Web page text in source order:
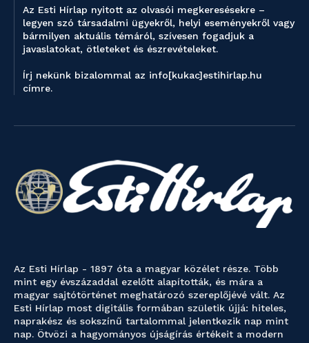
Az Esti Hírlap nyitott az olvasói megkeresésekre –
legyen szó társadalmi ügyekről, helyi eseményekről vagy
bármilyen aktuális témáról, szívesen fogadjuk a
javaslatokat, ötleteket és észrevételeket.
Írj nekünk bizalommal az info[kukac]estihirlap.hu
címre.
Az Esti Hírlap - 1897 óta a magyar közélet része. Több
mint egy évszázaddal ezelőtt alapították, és mára a
magyar sajtótörténet meghatározó szereplőjévé vált. Az
Esti Hírlap most digitális formában születik újjá: hiteles,
naprakész és sokszínű tartalommal jelentkezik nap mint
nap. Ötvözi a hagyományos újságírás értékeit a modern